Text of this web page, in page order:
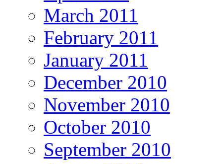
March 2011
February 2011
January 2011
December 2010
November 2010
October 2010
September 2010